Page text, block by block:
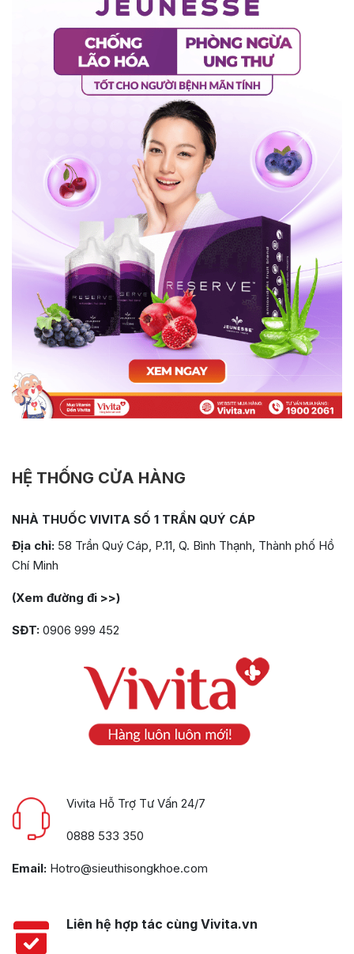
HỆ THỐNG CỬA HÀNG
NHÀ THUỐC VIVITA SỐ 1 TRẦN QUÝ CÁP
Địa chỉ: 58 Trần Quý Cáp, P.11, Q. Bình Thạnh, Thành phố Hồ
Chí Minh
(Xem đường đi >>)
SĐT: 0906 999 452
Vivita Hỗ Trợ Tư Vấn 24/7
0888 533 350
Email: Hotro@sieuthisongkhoe.com
Liên hệ hợp tác cùng Vivita.vn